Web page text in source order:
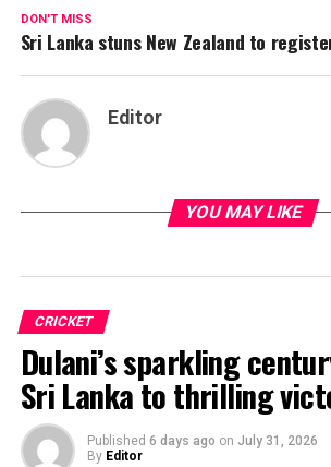
DON'T MISS
Sri Lanka stuns New Zealand to
Editor
YOU MAY LIKE
CRICKET
Dulani’s sparkling
Sri Lanka to thrilling
Published 6 days ago on July 31, 2026
By Editor